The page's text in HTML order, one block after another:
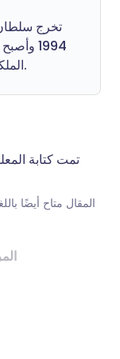
تخرج
1994
الملكية للصيدلة منذ تأسيسها في عام 1842.
تمت كتابة
المقال متاح أيضًا